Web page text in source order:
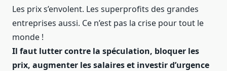
Les prix s’envolent. Les superprofits des grandes
entreprises aussi. Ce n’est pas la crise pour tout le
monde !
Il faut lutter contre la spéculation, bloquer les
prix, augmenter les salaires et investir d’urgence